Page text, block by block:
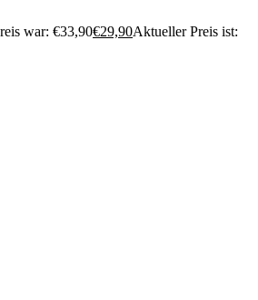
war: €33,90€29,90Aktueller Preis ist: